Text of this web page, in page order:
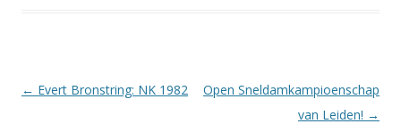
Berichtnavigatie
← Evert Bronstring: NK 1982
Open Sneldamkampioenschap
van Leiden! →